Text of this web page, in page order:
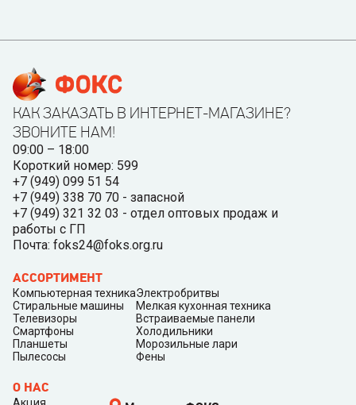
КАК ЗАКАЗАТЬ В ИНТЕРНЕТ-МАГАЗИНЕ?
ЗВОНИТЕ НАМ!
09:00 – 18:00
Короткий номер: 599
+7 (949) 099 51 54
+7 (949) 338 70 70 - запасной
+7 (949) 321 32 03 - отдел оптовых продаж и
работы с ГП
Почта: foks24@foks.org.ru
АССОРТИМЕНТ
Компьютерная техника
Стиральные машины
Телевизоры
Смартфоны
Планшеты
Пылесосы
Электробритвы
Мелкая кухонная техника
Встраиваемые панели
Холодильники
Морозильные лари
Фены
О НАС